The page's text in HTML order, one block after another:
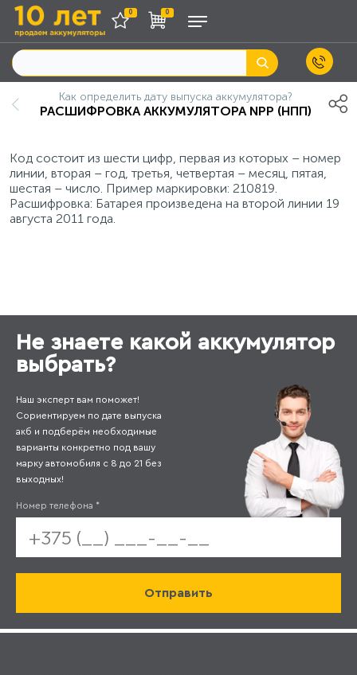
0 0
Как определить дату выпуска аккумулятора?
РАСШИФРОВКА АККУМУЛЯТОРА NPP (НПП)
Код состоит из шести цифр, первая из которых – номер
линии, вторая – год, третья, четвертая – месяц, пятая,
шестая – число. Пример маркировки: 210819.
Расшифровка: Батарея произведена на второй линии 19
августа 2011 года.
Не знаете какой аккумулятор
выбрать?
Наш эксперт вам поможет!
Сориентируем по дате выпуска
акб и подберём необходимые
варианты конкретно под вашу
марку автомобиля с 8 до 21 без
выходных!
Номер телефона *